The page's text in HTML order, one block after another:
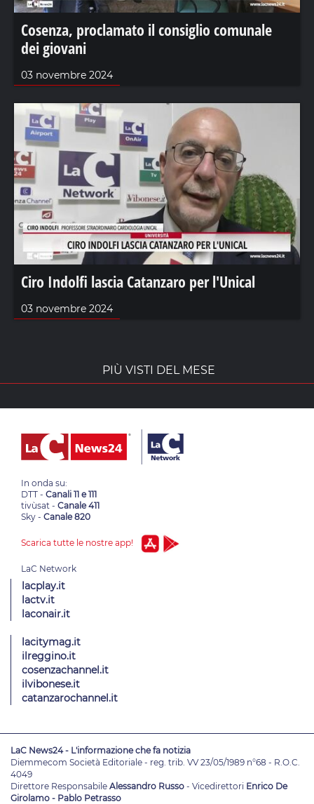
Cosenza, proclamato il consiglio comunale
dei giovani
03 novembre 2024
Ciro Indolfi lascia Catanzaro per l'Unical
03 novembre 2024
PIÙ VISTI DEL MESE
In onda su:
DTT - Canali 11 e 111
tivùsat - Canale 411
Sky - Canale 820
Scarica tutte le nostre app!
lacplay.it
lactv.it
laconair.it
lacitymag.it
ilreggino.it
cosenzachannel.it
ilvibonese.it
catanzarochannel.it
LaC News24 - L'informazione che fa notizia
Diemmecom Società Editoriale - reg. trib. VV 23/05/1989 n°68 - R.O.C.
4049
Direttore Responsabile Alessandro Russo - Vicedirettori Enrico De
Girolamo - Pablo Petrasso